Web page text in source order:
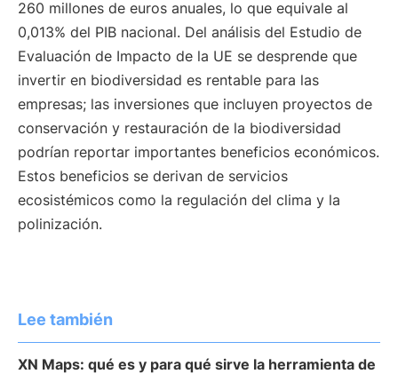
260 millones de euros anuales, lo que equivale al
0,013% del PIB nacional. Del análisis del Estudio de
Evaluación de Impacto de la UE se desprende que
invertir en biodiversidad es rentable para las
empresas; las inversiones que incluyen proyectos de
conservación y restauración de la biodiversidad
podrían reportar importantes beneficios económicos.
Estos beneficios se derivan de servicios
ecosistémicos como la regulación del clima y la
polinización.
Lee también
XN Maps: qué es y para qué sirve la herramienta de